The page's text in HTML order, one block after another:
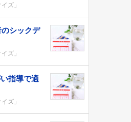
ズ」
シックデ
ズ」
指導で適
ズ」